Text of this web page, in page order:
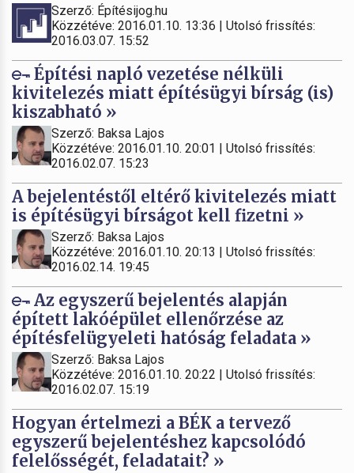
Szerző: Építésijog.hu
Közzétéve: 2016.01.10. 13:36 | Utolsó frissítés:
2016.03.07. 15:52
Építési napló vezetése nélküli
kivitelezés miatt építésügyi bírság (is)
kiszabható »
Szerző: Baksa Lajos
Közzétéve: 2016.01.10. 20:01 | Utolsó frissítés:
2016.02.07. 15:23
A bejelentéstől eltérő kivitelezés miatt
is építésügyi bírságot kell fizetni »
Szerző: Baksa Lajos
Közzétéve: 2016.01.10. 20:13 | Utolsó frissítés:
2016.02.14. 19:45
Az egyszerű bejelentés alapján
épített lakóépület ellenőrzése az
építésfelügyeleti hatóság feladata »
Szerző: Baksa Lajos
Közzétéve: 2016.01.10. 20:22 | Utolsó frissítés:
2016.02.07. 15:19
Hogyan értelmezi a BÉK a tervező
egyszerű bejelentéshez kapcsolódó
felelősségét, feladatait? »